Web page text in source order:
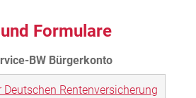
Formulare
Deutschen Rentenversicherung